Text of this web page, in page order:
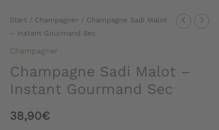
Start / Champagner / Champagne Sadi Malot
– Instant Gourmand Sec
Champagner
Champagne Sadi Malot –
Instant Gourmand Sec
38,90€